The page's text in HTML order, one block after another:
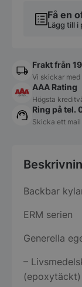
mängdFå en
Lägg till i
Frakt från
Vi skickar med
AAA Rating
Högsta
Ring på tel.
Skicka ett mail
Backbar
ERM serien
Generella
–